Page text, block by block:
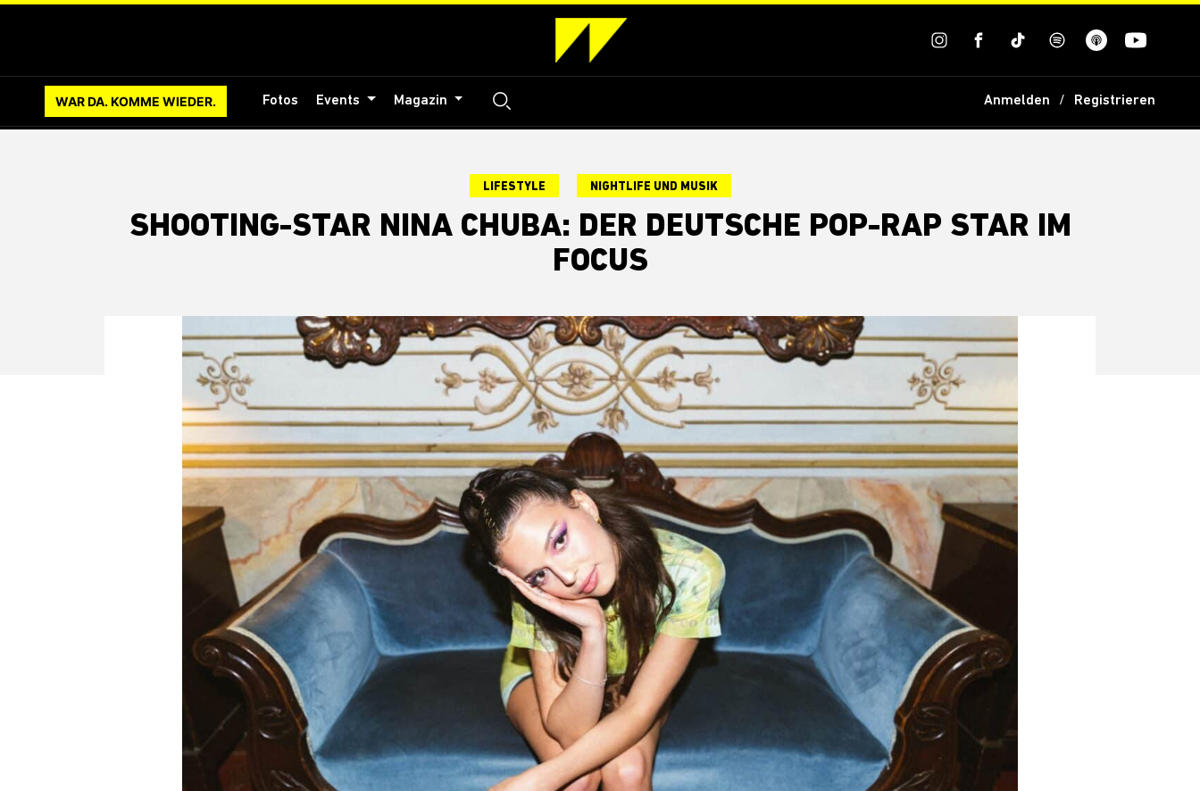
WAR DA. KOMME WIEDER. Fotos Events Magazin Anmelden Registrieren
LIFESTYLE NIGHTLIFE UND MUSIK
SHOOTING-STAR NINA CHUBA: DER DEUTSCHE POP-RAP STAR IM
FOCUS